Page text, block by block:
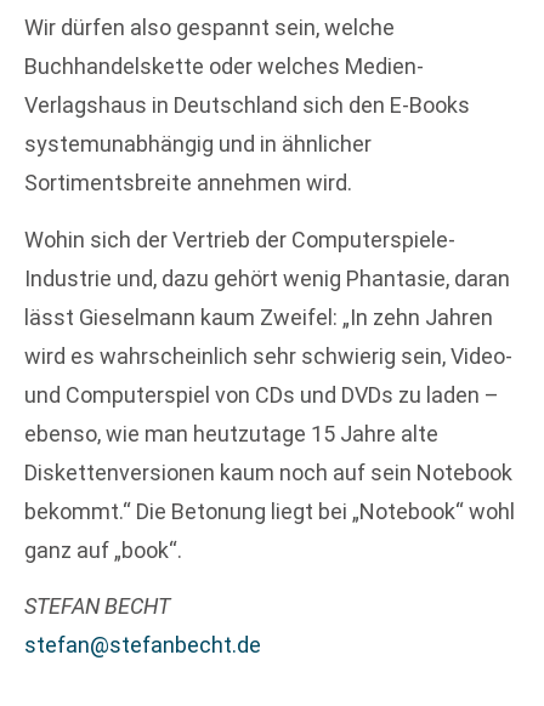
Wir dürfen also gespannt sein, welche
Buchhandelskette oder welches Medien-
Verlagshaus in Deutschland sich den E-Books
systemunabhängig und in ähnlicher
Sortimentsbreite annehmen wird.
Wohin sich der Vertrieb der Computerspiele-
Industrie und, dazu gehört wenig Phantasie, daran
lässt Gieselmann kaum Zweifel: „In zehn Jahren
wird es wahrscheinlich sehr schwierig sein, Video-
und Computerspiel von CDs und DVDs zu laden –
ebenso, wie man heutzutage 15 Jahre alte
Diskettenversionen kaum noch auf sein Notebook
bekommt.“ Die Betonung liegt bei „Notebook“ wohl
ganz auf „book“.
STEFAN BECHT
stefan@stefanbecht.de